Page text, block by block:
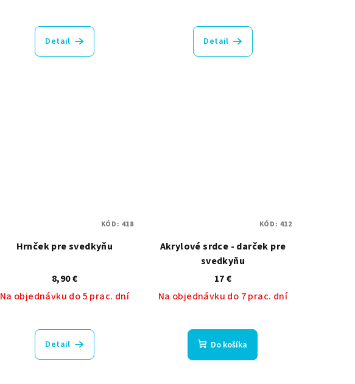
Detail Detail
Hrnček pre svedkyňu
8,90 €
Na objednávku do 5 prac. dní
Detail
KÓD: 418
Akrylové srdce - darček pre
svedkyňu
17 €
Na objednávku do 7 prac. dní
Do košíka
KÓD: 412